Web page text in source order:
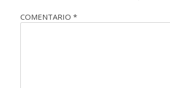
COMENTARIO *